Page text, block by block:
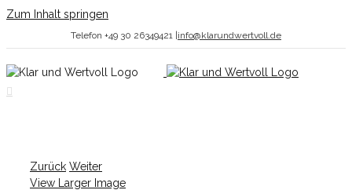
Zum Inhalt springen
Telefon +49 30 26349421 info@klarundwertvoll.de
Zurück Weiter
View Larger Image